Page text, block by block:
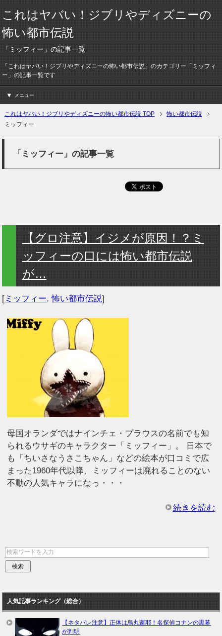
これはヤバい！ジブリやディズニーの
怖い都市伝説
「ミッフィー」の記事一覧
「これはヤバい！ジブリやディズニーの怖い都市伝説」のカテゴリー「ミッフィ
ー」の記事一覧です
メニュー
これはヤバい！ジブリやディズニーの怖い都市伝説 TOP
怖い都市伝説
ミッフィー
「ミッフィー」の記事一覧
【グロ注意】イジメが原因！？ミ
ッフィーの口には怖い都市伝説
が…
[ ミッフィー,怖い都市伝説]
母国オランダではナインチェ・プラウスの名前でも知
られるウサギのキャラクター「ミッフィー」。 日本で
も「ちいさなうさこちゃん」などの絵本が口コミで広
まった1960年代以降、ミッフィーは廃れることのない
不動の人気キャラになっ・・・
続きを読む
人気記事ランキング（総合）
【ネタバレ注意】正体は烏丸蓮耶！名探偵コナンの黒幕
が判明